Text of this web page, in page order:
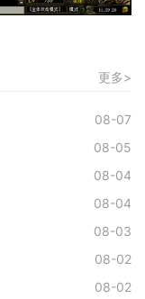
更多>
08-07
08-05
08-04
08-04
08-03
08-02
08-02